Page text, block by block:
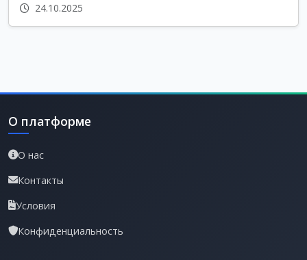
24.10.2025
О платформе
О нас
Контакты
Условия
Конфиденциальность